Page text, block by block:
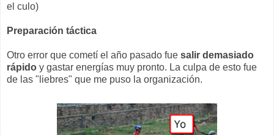
el culo)
Preparación táctica
Otro error que cometí el año pasado fue salir demasiado
rápido y gastar energías muy pronto. La culpa de esto fue
de las "liebres" que me puso la organización.